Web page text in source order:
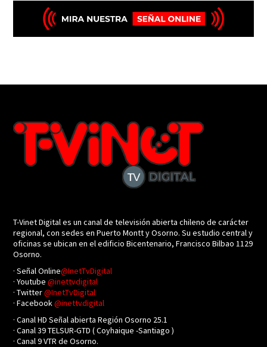
T-Vinet Digital es un canal de televisión abierta chileno de carácter
regional, con sedes en Puerto Montt y Osorno. Su estudio central y
oficinas se ubican en el edificio Bicentenario, Francisco Bilbao 1129
Osorno.
· Señal Online@InetTvDigital
· Youtube@inettvdigital
· Twitter@InetTvDigital
· Facebook@inettvdigital
· Canal HD Señal abierta Región Osorno 25.1
· Canal 39 TELSUR-GTD ( Coyhaique -Santiago )
· Canal 9 VTR de Osorno.